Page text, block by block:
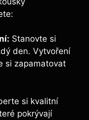
Stanovte si
den. Vytvoření
si zapamatovat
si kvalitní
pokrývají